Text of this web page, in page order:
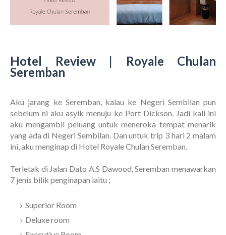
Hotel Review | Royale Chulan
Seremban
Aku jarang ke Seremban, kalau ke Negeri Sembilan pun
sebelum ni aku asyik menuju ke Port Dickson. Jadi kali ini
aku mengambil peluang untuk meneroka tempat menarik
yang ada di Negeri Sembilan. Dan untuk trip 3 hari 2 malam
ini, aku menginap di Hotel Royale Chulan Seremban.
Terletak di Jalan Dato A.S Dawood, Seremban menawarkan
7 jenis bilik penginapan iaitu ;
Superior Room
Deluxe room